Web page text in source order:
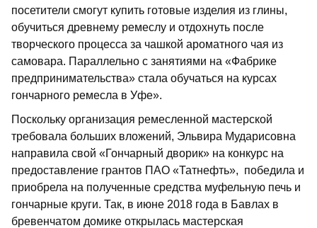
посетители смогут купить готовые изделия из глины,
обучиться древнему ремеслу и отдохнуть после
творческого процесса за чашкой ароматного чая из
самовара. Параллельно с занятиями на «Фабрике
предпринимательства» стала обучаться на курсах
гончарного ремесла в Уфе».
Поскольку организация ремесленной мастерской
требовала больших вложений, Эльвира Мударисовна
направила свой «Гончарный дворик» на конкурс на
предоставление грантов ПАО «Татнефть», победила и
приобрела на полученные средства муфельную печь и
гончарные круги. Так, в июне 2018 года в Бавлах в
бревенчатом домике открылась мастерская